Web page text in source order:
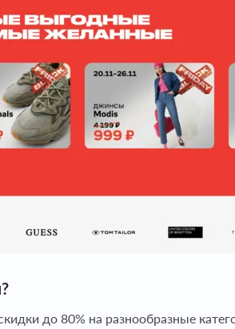
до 80% на разнообразные